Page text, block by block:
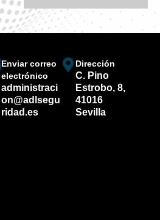
Enviar correo
electrónico
administraci
on@adlsegu
ridad.es
Dirección
C. Pino
Estrobo, 8,
41016
Sevilla